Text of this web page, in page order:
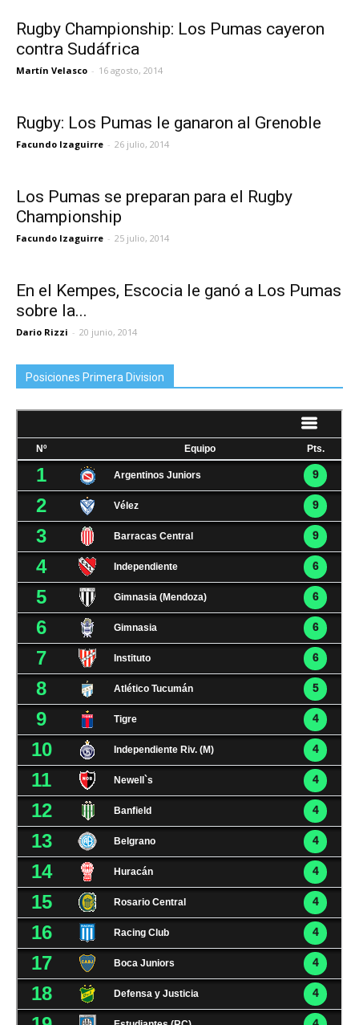
Rugby Championship: Los Pumas cayeron
contra Sudáfrica
Martín Velasco - 16 agosto, 2014
Rugby: Los Pumas le ganaron al Grenoble
Facundo Izaguirre - 26 julio, 2014
Los Pumas se preparan para el Rugby
Championship
Facundo Izaguirre - 25 julio, 2014
En el Kempes, Escocia le ganó a Los Pumas
sobre la...
Dario Rizzi - 20 junio, 2014
Posiciones Primera Division